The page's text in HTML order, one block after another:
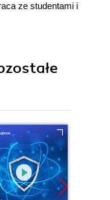
ze studentami i